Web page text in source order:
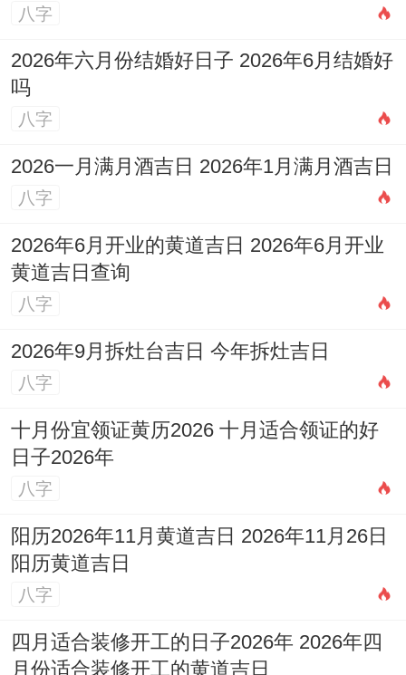
八字
2026年六月份结婚好日子 2026年6月结婚好
吗
八字
2026一月满月酒吉日 2026年1月满月酒吉日
八字
2026年6月开业的黄道吉日 2026年6月开业
黄道吉日查询
八字
2026年9月拆灶台吉日 今年拆灶吉日
八字
十月份宜领证黄历2026 十月适合领证的好
日子2026年
八字
阳历2026年11月黄道吉日 2026年11月26日
阳历黄道吉日
八字
四月适合装修开工的日子2026年 2026年四
月份适合装修开工的黄道吉日